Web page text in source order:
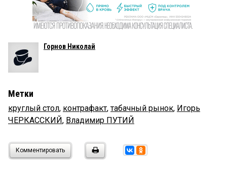
Горнов Николай
Метки
круглый стол, контрафакт,табачный рынок, Игорь
ЧЕРКАССКИЙ, Владимир ПУТИЙ
Комментировать